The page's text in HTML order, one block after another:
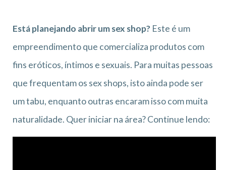
Está planejando abrir um sex shop? Este é um
empreendimento que comercializa produtos com
fins eróticos, íntimos e sexuais. Para muitas pessoas
que frequentam os sex shops, isto ainda pode ser
um tabu, enquanto outras encaram isso com muita
naturalidade. Quer iniciar na área? Continue lendo: